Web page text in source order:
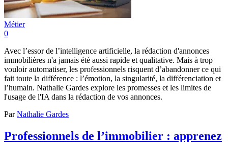
Métier
0
Avec l’essor de l’intelligence artificielle, la rédaction d'annonces
immobilières n'a jamais été aussi rapide et qualitative. Mais à trop
vouloir automatiser, les professionnels risquent d’abandonner ce qui
fait toute la différence : l’émotion, la singularité, la différenciation et
l’humain. Nathalie Gardes explore les promesses et les limites de
l'usage de l'IA dans la rédaction de vos annonces.
ParNathalie Gardes
Professionnels de l’immobilier : apprenez